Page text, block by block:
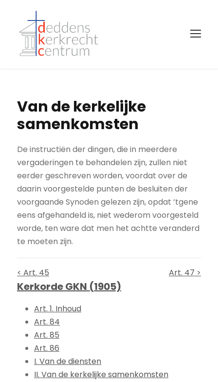
Van de kerkelijke
samenkomsten
De instructiën der dingen, die in meerdere
vergaderingen te behandelen zijn, zullen niet
eerder geschreven worden, voordat over de
daarin voorgestelde punten de besluiten der
voorgaande Synoden gelezen zijn, opdat ’tgene
eens afgehandeld is, niet wederom voorgesteld
worde, ten ware dat men het achtte veranderd
te moeten zijn.
< Art. 45 Art. 47 >
Kerkorde GKN (1905)
Art. 1. Inhoud
Art. 84
Art. 85
Art. 86
I. Van de diensten
II. Van de kerkelijke samenkomsten